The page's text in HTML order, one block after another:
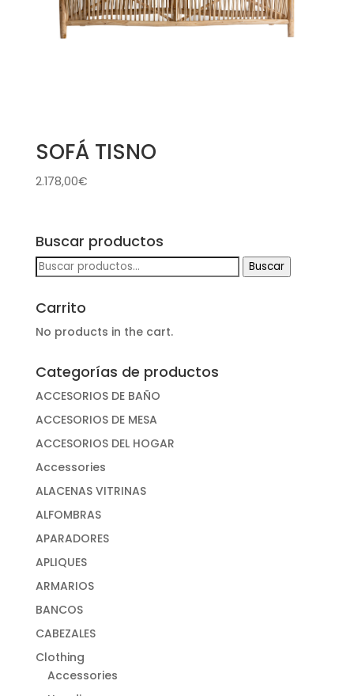
SOFÁ TISNO
2.178,00€
Buscar productos
Buscar
por:
Buscar
Carrito
No products in the cart.
Categorías de productos
ACCESORIOS DE BAÑO
ACCESORIOS DE MESA
ACCESORIOS DEL HOGAR
Accessories
ALACENAS VITRINAS
ALFOMBRAS
APARADORES
APLIQUES
ARMARIOS
BANCOS
CABEZALES
Clothing
Accessories